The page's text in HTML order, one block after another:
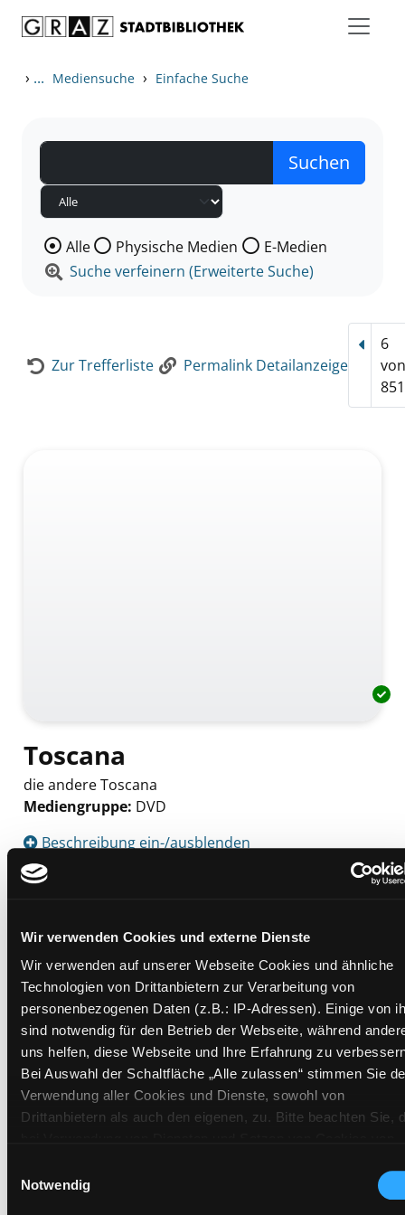
Wir verwenden Cookies und externe Dienste
Wir verwenden auf unserer Webseite Cookies und ähnliche
Technologien von Drittanbietern zur Verarbeitung von
personenbezogenen Daten (z.B.: IP-Adressen). Einige von
sind notwendig für den Betrieb der Webseite, während
uns helfen, diese Webseite und Ihre Erfahrung zu
Bei Auswahl der Schaltfläche „Alle zulassen“ stimmen Sie
Verwendung aller Cookies und Dienste, sowohl von
Drittanbietern als auch den eigenen, zu. Bitte beachten Sie,
(Länder außerhalb des EWR ohne adäquates
Datenschutzniveau) stattfinden kann. In diesem
Notwendig
› ... Mediensuche › Einfache Suche
Wählen Sie die Medienart nach der Sie suchen wollen.
Alle Physische Medien
E-Medien
Suche verfeinern (Erweiterte Suche)
Zur Trefferliste Permalink Detailanzeige
6
von
851
Toscana
die andere Toscana
Mediengruppe: DVD
Beschreibung ein-/ausblenden
Mehr Informationen ein-/ausblenden
Exemplare
Zweigstelle:Süd - Lauzilgasse
Signatur:TV.SE TOS
Standort 2: Ausleihe
Status:
Verfügbar
Vorbestellungen: 0
Barcode: